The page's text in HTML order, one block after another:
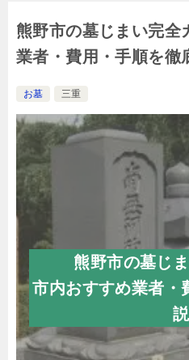
熊野市の墓じまい完全
業者・費用・手順を徹
お墓 三重
熊野市の墓じ
市内おすすめ業者・
説